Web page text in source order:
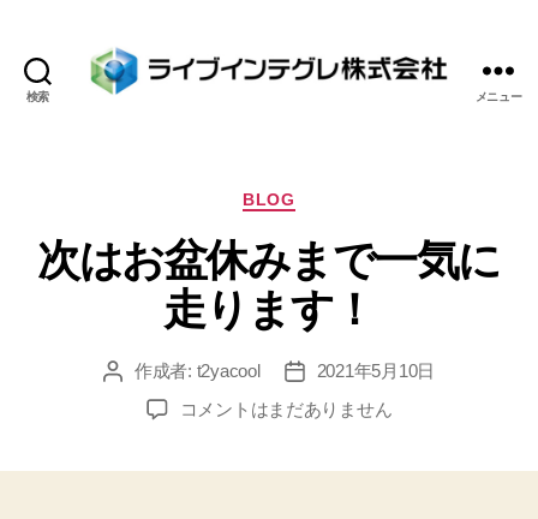
検索
イ
テ
グ
レ
株
会
社
メニュー
カ
ゴ
リ
ー
BLOG
次はお盆休みまで一気に
走ります！
投 作成者: t2yacool
投
稿
日
2021年5月10日
次
コメントはまだありません